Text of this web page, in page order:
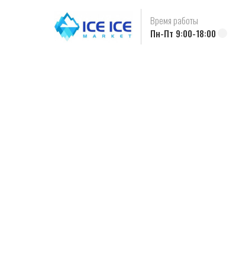
Пн-Пт 9:00-18:00
Время работы